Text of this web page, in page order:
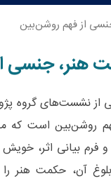
از فهم روشن‌بین
هنر، جنسی
نشست‌های گروه
است که
فرم بیانی اثر،
آن، حکمت هنر